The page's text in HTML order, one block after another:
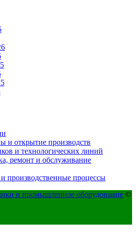
и открытие производств
и технологических линий
ремонт и обслуживание
производственные процессы
и промышленное оборудование ©